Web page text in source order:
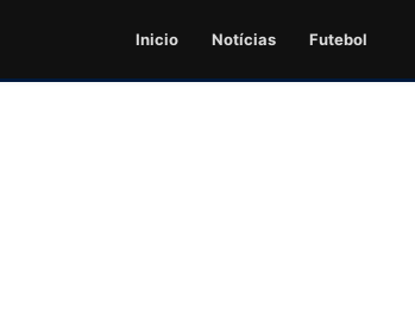
Inicio Notícias Futebol